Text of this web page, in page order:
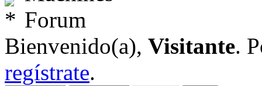
Bienvenido(a), Visitante.
regístrate.